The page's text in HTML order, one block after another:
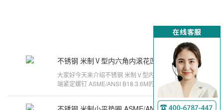
不锈钢 米制Ⅴ型内六角内滚花凹端紧定螺钉 ASME/ANSI B18.3.6M2025-09-04
大家好今天来介绍不锈钢 米制Ⅴ型内六角内滚花凹
端紧定螺钉 ASME/ANSI B18.3.6M的问题，以下是
万千紧固件小编对此问题的归纳整理，来
2025-08-21